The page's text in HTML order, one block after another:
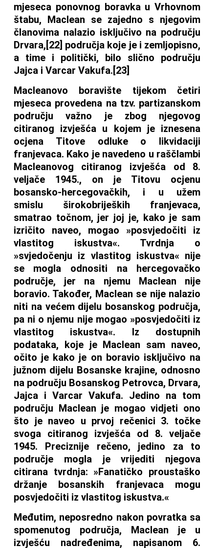
mjeseca ponovnog boravka u Vrhovnom
štabu, Maclean se zajedno s njegovim
članovima nalazio isključivo na području
Drvara,[22] područja koje je i zemljopisno,
a time i politički, bilo slično području
Jajca i Varcar Vakufa.[23]
Macleanovo boravište tijekom četiri
mjeseca provedena na tzv. partizanskom
području važno je zbog njegovog
citiranog izvješća u kojem je iznesena
ocjena Titove odluke o likvidaciji
franjevaca. Kako je navedeno u raščlambi
Macleanovog citiranog izvješća od 8.
veljače 1945., on je Titovu ocjenu
bosansko-hercegovačkih, i u užem
smislu širokobrijeških franjevaca,
smatrao točnom, jer joj je, kako je sam
izričito naveo, mogao »posvjedočiti iz
vlastitog iskustva«. Tvrdnja o
»svjedočenju iz vlastitog iskustva« nije
se mogla odnositi na hercegovačko
područje, jer na njemu Maclean nije
boravio. Također, Maclean se nije nalazio
niti na većem dijelu bosanskog područja,
pa ni o njemu nije mogao »posvjedočiti iz
vlastitog iskustva«. Iz dostupnih
podataka, koje je Maclean sam naveo,
očito je kako je on boravio isključivo na
južnom dijelu Bosanske krajine, odnosno
na području Bosanskog Petrovca, Drvara,
Jajca i Varcar Vakufa. Jedino na tom
području Maclean je mogao vidjeti ono
što je naveo u prvoj rečenici 3. točke
svoga citiranog izvješća od 8. veljače
1945. Preciznije rečeno, jedino za to
područje mogla je vrijediti njegova
citirana tvrdnja: »Fanatičko proustaško
držanje bosanskih franjevaca mogu
posvjedočiti iz vlastitog iskustva.«
Međutim, neposredno nakon povratka sa
spomenutog područja, Maclean je u
izvješću nadređenima, napisanom 6.